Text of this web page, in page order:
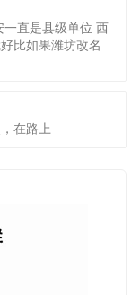
直是县级单位 西
比如果潍坊改名
在路上